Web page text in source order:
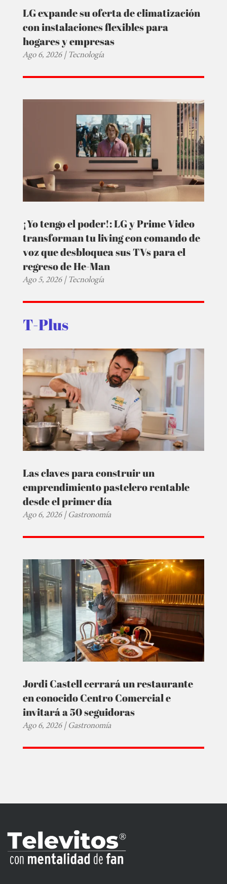
LG expande su oferta de climatización
con instalaciones flexibles para
hogares y empresas
Ago 6, 2026|Tecnología
¡Yo tengo el poder!: LG y Prime Video
transforman tu living con comando de
voz que desbloquea sus TVs para el
regreso de He-Man
Ago 5, 2026|Tecnología
T-Plus
Las claves para construir un
emprendimiento pastelero rentable
desde el primer día
Ago 6, 2026|Gastronomía
Jordi Castell cerrará un restaurante
en conocido Centro Comercial e
invitará a 50 seguidoras
Ago 6, 2026|Gastronomía